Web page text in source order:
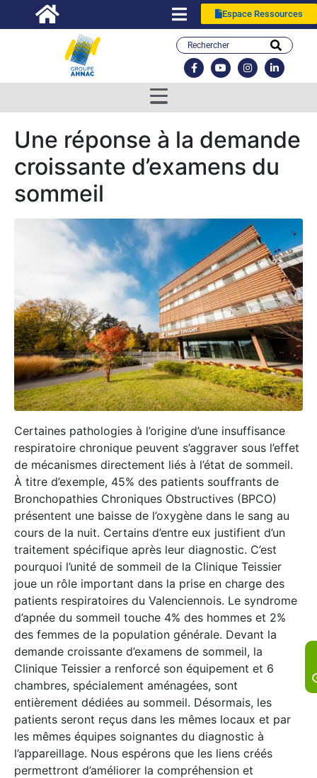
Espace Ressources
Une réponse à la demande
croissante d’examens du
sommeil
Certaines pathologies à l’origine d’une insuffisance
respiratoire chronique peuvent s’aggraver sous l’effet
de mécanismes directement liés à l’état de sommeil.
À titre d’exemple, 45% des patients souffrants de
Bronchopathies Chroniques Obstructives (BPCO)
présentent une baisse de l’oxygène dans le sang au
cours de la nuit. Certains d’entre eux justifient d’un
traitement spécifique après leur diagnostic. C’est
pourquoi l’unité de sommeil de la Clinique Teissier
joue un rôle important dans la prise en charge des
patients respiratoires du Valenciennois. Le syndrome
d’apnée du sommeil touche 4% des hommes et 2%
des femmes de la population générale. Devant la
demande croissante d’examens de sommeil, la
Clinique Teissier a renforcé son équipement et 6
chambres, spécialement aménagées, sont
entièrement dédiées au sommeil. Désormais, les
patients seront reçus dans les mêmes locaux et par
les mêmes équipes soignantes du diagnostic à
l’appareillage. Nous espérons que les liens créés
permettront d’améliorer la compréhension et